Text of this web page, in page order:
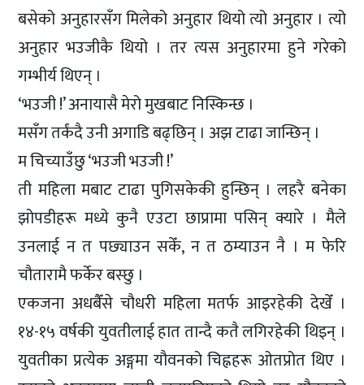
बसेको अनुहारसँग मिलेको अनुहार थियो त्यो अनुहार । त्यो
अनुहार भउजीकै थियो । तर त्यस अनुहारमा हुने गरेको
गम्भीर्य थिएन् ।
‘भउजी !’ अनायासै मेरो मुखबाट निस्किन्छ ।
मसँग तर्कंदै उनी अगाडि बढ्छिन् । अझ टाढा जान्छिन् ।
म चिच्याउँछु ‘भउजी भउजी !’
ती महिला मबाट टाढा पुगिसकेकी हुन्छिन् । लहरै बनेका
झोपडीहरू मध्ये कुनै एउटा छाप्रामा पसिन् क्यारे । मैले
उनलाई न त पछ्याउन सकेँ, न त ठम्याउन नै । म फेरि
चौतारामै फर्केर बस्छु ।
एकजना अधबैँसे चौधरी महिला मतर्फ आइरहेकी देखेँ ।
१४-१५ वर्षकी युवतीलाई हात तान्दै कतै लगिरहेकी थिइन् ।
युवतीका प्रत्येक अङ्गमा यौवनको चिह्नहरू ओतप्रोत थिए ।